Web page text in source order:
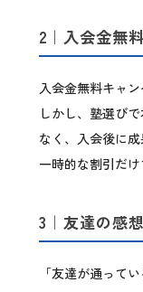
2｜入会金無
入会金無料キャン
しかし、塾選び
なく、入会後に成
一時的な割引だ
3｜友達の感
「友達が通ってい